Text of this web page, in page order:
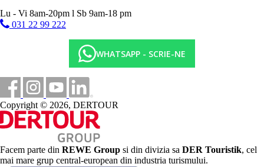
patiserie dulci (24 de ore pe zi)
Bauturi alcoolice si nealcoolice alese
Categoria oficiala
Distanţe
30 km
Distanta de cel mai apropiat aeroport
Magazine
Lu - Vi 8am-20pm l Sb 9am-18 pm
031 22 99 222
WHATSAPP - SCRIE-NE
Copyright © 2026, DERTOUR
Facem parte din REWE Group si din divizia sa DER Touristik, cel
mai mare grup central-european din industria turismului.